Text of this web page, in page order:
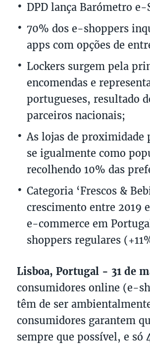
DPD lança Barómetro
70% dos e-shoppers
apps com opções de
Lockers surgem pela
encomendas e
portugueses, resultado
parceiros nacionais;
As lojas de proximidade
se igualmente como
recolhendo 10% das
Categoria ‘Frescos &
crescimento entre 2019
e-commerce em
shoppers regulares
Lisboa, Portugal - 31 de
consumidores online (e-
têm de ser
consumidores garantem
sempre que possível, e só